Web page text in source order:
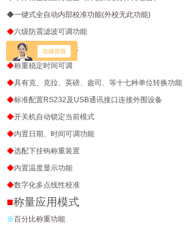
◆一键式全自动内部校准功能(外校无此功能)
◆六级防震滤波可调功能
LCD 大界面背光显示
◆称重稳定时间可调
◆具有克、克拉、英磅、盎司、等十七种单位转换功能
◆标准配置RS232及 USB通讯接口连接外围设备
◆开关机自动锁定当前模式
◆内置日期、时间可调功能
◆选配下挂钩称重装置
◆内置温度显示功能
◆数字化多点线性校准
■称量应用模式
※百分比称重功能